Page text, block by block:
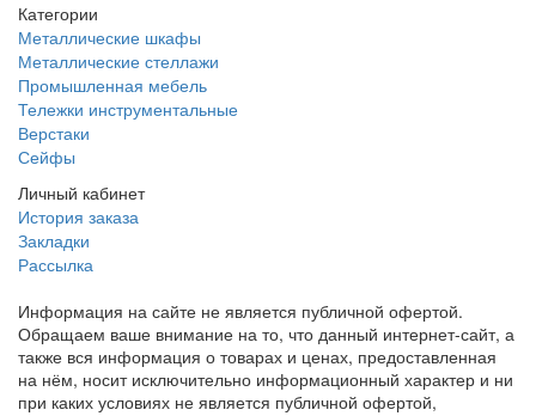
Категории
Металлические шкафы
Металлические стеллажи
Промышленная мебель
Тележки инструментальные
Верстаки
Сейфы
Личный кабинет
История заказа
Закладки
Рассылка
Информация на сайте не является публичной офертой.
Обращаем ваше внимание на то, что данный интернет-сайт, а
также вся информация о товарах и ценах, предоставленная
на нём, носит исключительно информационный характер и ни
при каких условиях не является публичной офертой,